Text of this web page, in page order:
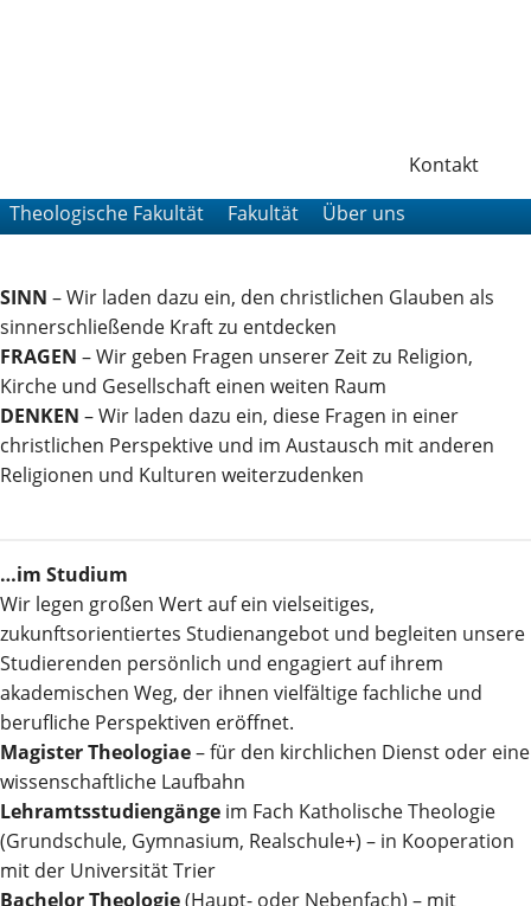
Kontakt
Theologische Fakultät
Fakultät Über uns
SINN – Wir laden dazu ein, den christlichen Glauben als
sinnerschließende Kraft zu entdecken
FRAGEN – Wir geben Fragen unserer Zeit zu Religion,
Kirche und Gesellschaft einen weiten Raum
DENKEN – Wir laden dazu ein, diese Fragen in einer
christlichen Perspektive und im Austausch mit anderen
Religionen und Kulturen weiterzudenken
…im Studium
Wir legen großen Wert auf ein vielseitiges,
zukunftsorientiertes Studienangebot und begleiten unsere
Studierenden persönlich und engagiert auf ihrem
akademischen Weg, der ihnen vielfältige fachliche und
berufliche Perspektiven eröffnet.
Magister Theologiae– für den kirchlichen Dienst oder eine
wissenschaftliche Laufbahn
Lehramtsstudiengänge im Fach Katholische Theologie
(Grundschule, Gymnasium, Realschule+) – in Kooperation
mit der Universität Trier
Bachelor Theologie(Haupt- oder Nebenfach) – mit